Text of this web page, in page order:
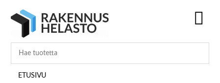
pääsisältöön
ensisijaiseen
alatunnisteeseen
ETUSIVU